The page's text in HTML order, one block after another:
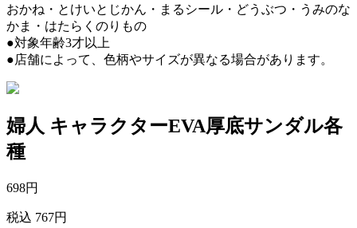
おかね・とけいとじかん・まるシール・どうぶつ・うみのな
かま・はたらくのりもの
●対象年齢3才以上
●店舗によって、色柄やサイズが異なる場合があります。
婦人 キャラクターEVA厚底サンダル各
種
698円
税込 767円